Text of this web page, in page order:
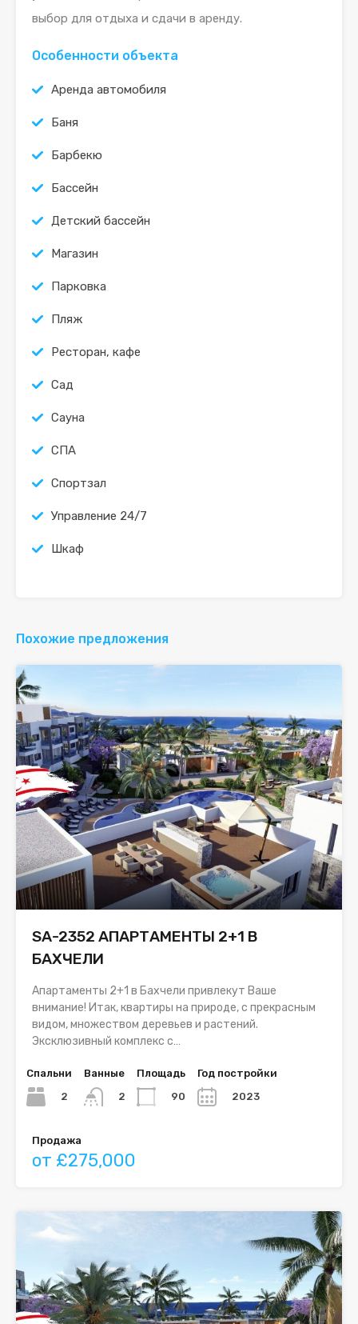
выбор для отдыха и сдачи в аренду.
Особенности объекта
Аренда автомобиля
Баня
Барбекю
Бассейн
Детский бассейн
Магазин
Парковка
Пляж
Ресторан, кафе
Сад
Сауна
СПА
Спортзал
Управление 24/7
Шкаф
Похожие предложения
SA-2352 АПАРТАМЕНТЫ 2+1 В
БАХЧЕЛИ
Апартаменты 2+1 в Бахчели привлекут Ваше
внимание! Итак, квартиры на природе, с прекрасным
видом, множеством деревьев и растений.
Эксклюзивный комплекс с…
Спальни
2
Ванные
2
Площадь
90
Год постройки
2023
Продажа
от £275,000